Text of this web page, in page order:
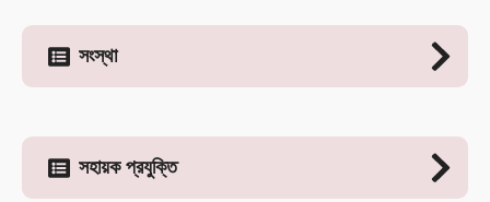
সংস্থা
সহায়ক প্রযুক্তি